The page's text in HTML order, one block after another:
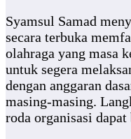
Syamsul Samad
secara terbuka
olahraga yang masa
untuk segera
dengan anggaran
masing-masing.
roda organisasi